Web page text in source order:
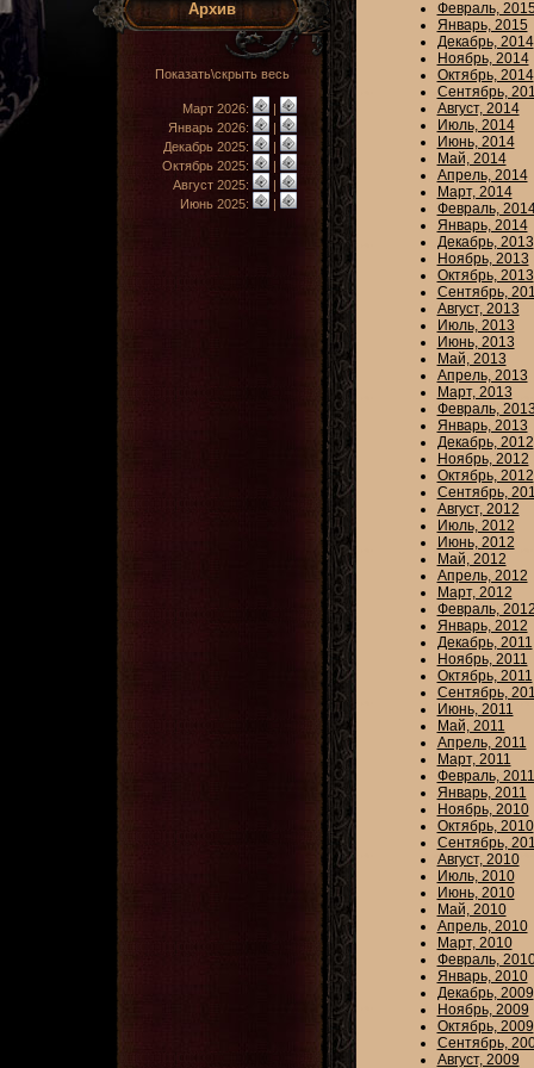
Архив
Показать\скрыть весь
Март 2026:
|
Январь 2026:
|
Декабрь 2025:
|
Октябрь 2025:
|
Август 2025:
|
Июнь 2025:
|
Февраль, 2015
Январь, 2015
Декабрь, 2014
Ноябрь, 2014
Октябрь, 2014
Сентябрь,
Август, 2014
Июль, 2014
Июнь, 2014
Май, 2014
Апрель, 2014
Март, 2014
Февраль,
Январь, 2014
Декабрь, 2013
Ноябрь, 2013
Октябрь, 2013
Сентябрь,
Август, 2013
Июль, 2013
Июнь, 2013
Май, 2013
Апрель, 2013
Март, 2013
Февраль, 2013
Январь, 2013
Декабрь, 2012
Ноябрь, 2012
Октябрь, 2012
Сентябрь,
Август, 2012
Июль, 2012
Июнь, 2012
Май, 2012
Апрель, 2012
Март, 2012
Февраль, 2012
Январь, 2012
Декабрь, 2011
Ноябрь, 2011
Октябрь, 2011
Сентябрь,
Июнь, 2011
Май, 2011
Апрель, 2011
Март, 2011
Февраль, 2011
Январь, 2011
Ноябрь, 2010
Октябрь, 2010
Сентябрь,
Август, 2010
Июль, 2010
Июнь, 2010
Май, 2010
Апрель, 2010
Март, 2010
Февраль,
Январь, 2010
Декабрь, 2009
Ноябрь, 2009
Октябрь, 2009
Сентябрь,
Август, 2009